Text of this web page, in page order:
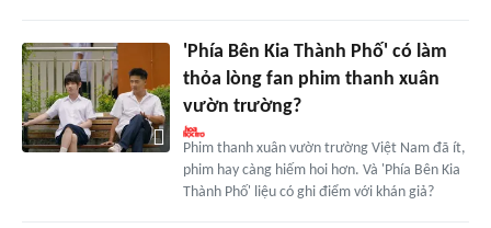
'Phía Bên Kia Thành Phố' có làm
thỏa lòng fan phim thanh xuân
vườn trường?
Phim thanh xuân vườn trường Việt Nam đã ít,
phim hay càng hiếm hoi hơn. Và 'Phía Bên Kia
Thành Phố' liệu có ghi điểm với khán giả?